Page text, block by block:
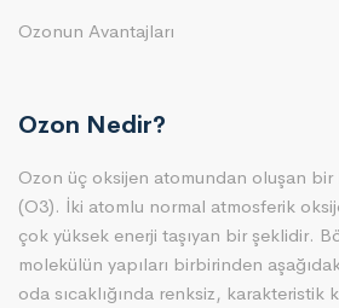
Ozonun Avantajları
Ozon Nedir?
Ozon üç oksijen atomundan oluşan bir
(O3). İki atomlu normal atmosferik
çok yüksek enerji taşıyan bir şeklidir.
molekülün yapıları birbirinden
oda sıcaklığında renksiz, karakteristik